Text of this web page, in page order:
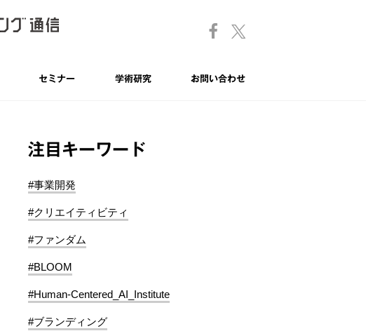
セミナー 学術研究 お問い合わせ
注目キーワード
#事業開発
#クリエイティビティ
#ファンダム
#BLOOM
#Human-Centered_AI_Institute
#ブランディング